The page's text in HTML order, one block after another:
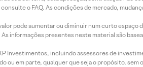
o FAQ. As condições de mercado,
pode aumentar ou diminuir num curto espaço
informações presentes neste material são
Investimentos, incluindo assessores de
ou em parte, qualquer que seja o propósito,